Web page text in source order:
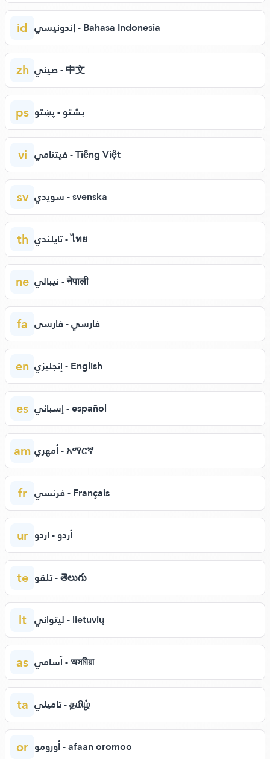
id إندونيسي - Bahasa Indonesia
zh صيني - 中文
ps بشتو - پښتو
vi فيتنامي - Tiếng Việt
sv سويدي - svenska
th تايلندي - ไทย
ne نيبالي - नेपाली
fa فارسي - فارسی
en إنجليزي - English
es إسباني - español
am أمهري - አማርኛ
fr فرنسي - Français
ur أردو - اردو
te تلقو - తెలుగు
lt ليتواني - lietuvių
as آسامي - অসমীয়া
ta تاميلي - தமிழ்
or أورومو - afaan oromoo